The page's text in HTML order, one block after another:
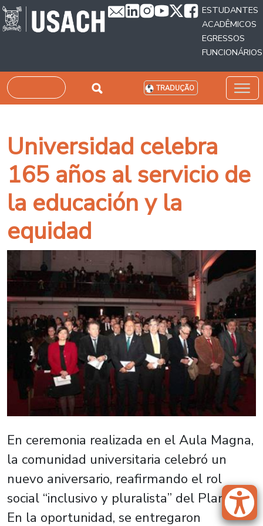
Passar para o conteúdo principal
ESTUDANTES
ACADÊMICOS
EGRESSOS
FUNCIONÁRIOS
Pesquisar TRADUÇÃO
Universidad celebra
165 años al servicio de
la educación y la
equidad
En ceremonia realizada en el Aula Magna,
la comunidad universitaria celebró un
nuevo aniversario, reafirmando el rol
social “inclusivo y pluralista” del Plantel.
En la oportunidad, se entregaron